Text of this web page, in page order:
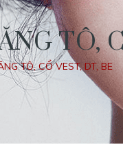
TÔ,
TÔ, CỔ VEST, DT, BE